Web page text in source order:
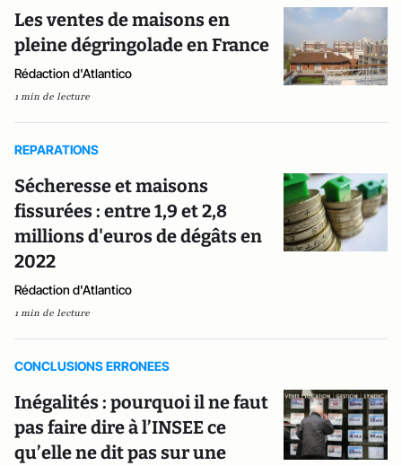
Les ventes de maisons en
pleine dégringolade en France
Rédaction d'Atlantico
1 min de lecture
REPARATIONS
Sécheresse et maisons
fissurées : entre 1,9 et 2,8
millions d'euros de dégâts en
2022
Rédaction d'Atlantico
1 min de lecture
CONCLUSIONS ERRONEES
Inégalités : pourquoi il ne faut
pas faire dire à l’INSEE ce
qu’elle ne dit pas sur une